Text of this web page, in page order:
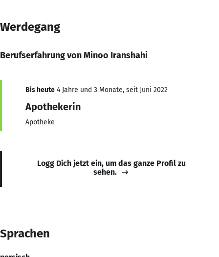
Werdegang
Berufserfahrung von Minoo Iranshahi
Bis heute 4 Jahre und 3 Monate, seit Juni 2022
Apothekerin
Apotheke
Logg Dich jetzt ein, um das ganze Profil zu
sehen.
Sprachen